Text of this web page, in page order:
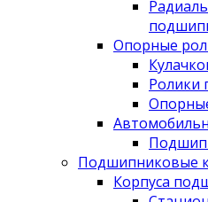
Опорные
Ролики
Подшипниковые
Корпуса